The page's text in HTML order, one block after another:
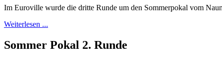
Im Euroville wurde die dritte Runde um den Sommerpokal vom
Weiterlesen ...
Sommer Pokal 2. Runde